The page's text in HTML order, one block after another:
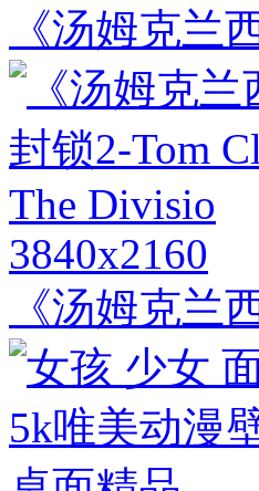
《汤姆克兰
3840x2160
《汤姆克兰